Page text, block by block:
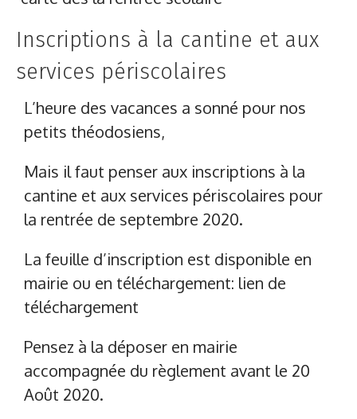
Inscriptions à la cantine et aux
services périscolaires
L’heure des vacances a sonné pour nos
petits théodosiens,
Mais il faut penser aux inscriptions à la
cantine et aux services périscolaires pour
la rentrée de septembre 2020.
La feuille d’inscription est disponible en
mairie ou en téléchargement: lien de
téléchargement
Pensez à la déposer en mairie
accompagnée du règlement avant le 20
Août 2020.